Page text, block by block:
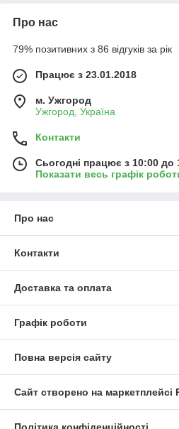
Про нас
79% позитивних з 86 відгуків за рік
Працює з 23.01.2018
м. Ужгород
Ужгород, Україна
Контакти
Сьогодні працює з 10:00 до
Показати весь графік
Про нас
Контакти
Доставка та оплата
Графік роботи
Повна версія сайту
Сайт створено на маркетплейсі